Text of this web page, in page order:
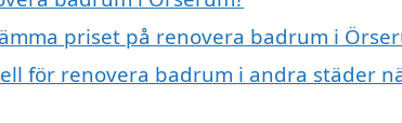
priset på renovera badrum i
för renovera badrum i andra städer